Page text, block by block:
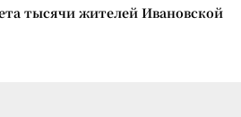
тысячи жителей Ивановской